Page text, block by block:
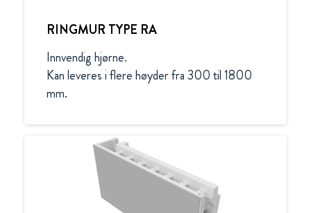
RINGMUR TYPE RA
Innvendig hjørne.
Kan leveres i flere høyder fra 300 til 1800
mm.